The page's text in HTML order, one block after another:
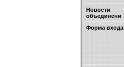
Новости
объединени
Форма входа